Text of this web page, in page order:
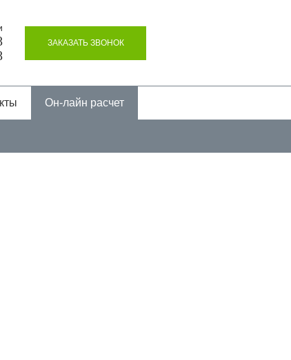
ЗАКАЗАТЬ ЗВОНОК
Он-лайн расчет